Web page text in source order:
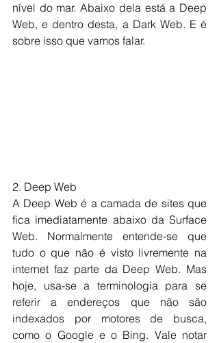
nível do mar. Abaixo dela está a Deep
Web, e dentro desta, a Dark Web. E é
sobre isso que vamos falar.
2. Deep Web
A Deep Web é a camada de sites que
fica imediatamente abaixo da Surface
Web. Normalmente entende-se que
tudo o que não é visto livremente na
internet faz parte da Deep Web. Mas
hoje, usa-se a terminologia para se
referir a endereços que não são
indexados por motores de busca,
como o Google e o Bing. Vale notar